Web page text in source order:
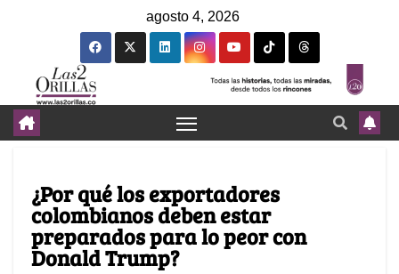
agosto 4, 2026
¿Por qué los exportadores
colombianos deben estar
preparados para lo peor con
Donald Trump?